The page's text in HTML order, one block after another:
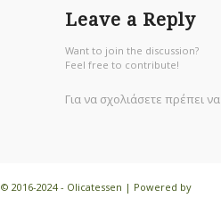
Leave a Reply
Want to join the discussion?
Feel free to contribute!
Για να σχολιάσετε πρέπει να
© 2016-2024 - Olicatessen | Powered by